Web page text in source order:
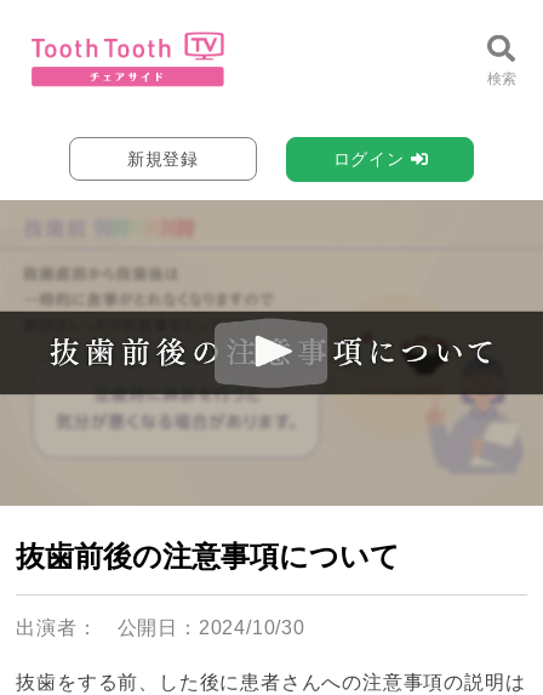
新規登録 ログイン
抜歯前後の注意事項について
出演者： 公開日：2024/10/30
抜歯をする前、した後に患者さんへの注意事項の説明は